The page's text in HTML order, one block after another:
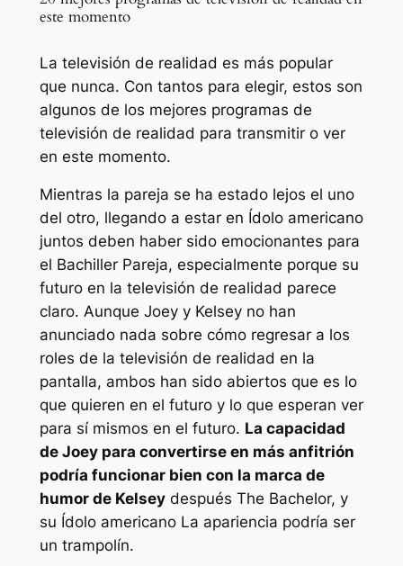
este momento
La televisión de realidad es más popular
que nunca. Con tantos para elegir, estos son
algunos de los mejores programas de
televisión de realidad para transmitir o ver
en este momento.
Mientras la pareja se ha estado lejos el uno
del otro, llegando a estar en Ídolo americano
juntos deben haber sido emocionantes para
el Bachiller Pareja, especialmente porque su
futuro en la televisión de realidad parece
claro. Aunque Joey y Kelsey no han
anunciado nada sobre cómo regresar a los
roles de la televisión de realidad en la
pantalla, ambos han sido abiertos que es lo
que quieren en el futuro y lo que esperan ver
para sí mismos en el futuro. La capacidad
de Joey para convertirse en más anfitrión
podría funcionar bien con la marca de
humor de Kelseydespués The Bachelor, y
su Ídolo americano La apariencia podría ser
un trampolín.